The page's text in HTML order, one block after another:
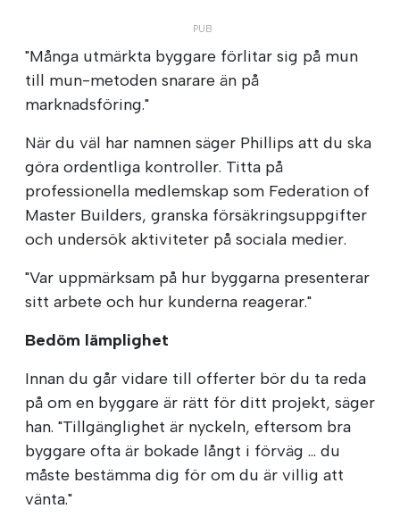
"Många utmärkta byggare förlitar sig på mun
till mun-metoden snarare än på
marknadsföring."
När du väl har namnen säger Phillips att du ska
göra ordentliga kontroller. Titta på
professionella medlemskap som Federation of
Master Builders, granska försäkringsuppgifter
och undersök aktiviteter på sociala medier.
"Var uppmärksam på hur byggarna presenterar
sitt arbete och hur kunderna reagerar."
Bedöm lämplighet
Innan du går vidare till offerter bör du ta reda
på om en byggare är rätt för ditt projekt, säger
han. "Tillgänglighet är nyckeln, eftersom bra
byggare ofta är bokade långt i förväg ... du
måste bestämma dig för om du är villig att
vänta."